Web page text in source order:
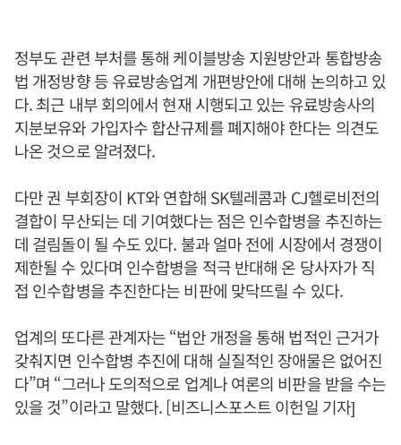
정부도 관련 부처를 통해 케이블방송 지원방안과 통합방송
법 개정방향 등 유료방송업계 개편방안에 대해 논의하고 있
다. 최근 내부 회의에서 현재 시행되고 있는 유료방송사의
지분보유와 가입자수 합산규제를 폐지해야 한다는 의견도
나온 것으로 알려졌다.
다만 권 부회장이 KT와 연합해 SK텔레콤과 CJ헬로비전의
결합이 무산되는 데 기여했다는 점은 인수합병을 추진하는
데 걸림돌이 될 수도 있다. 불과 얼마 전에 시장에서 경쟁이
제한될 수 있다며 인수합병을 적극 반대해 온 당사자가 직
접 인수합병을 추진한다는 비판에 맞닥뜨릴 수 있다.
업계의 또다른 관계자는 “법안 개정을 통해 법적인 근거가
갖춰지면 인수합병 추진에 대해 실질적인 장애물은 없어진
다”며 “그러나 도의적으로 업계나 여론의 비판을 받을 수는
있을 것”이라고 말했다. [비즈니스포스트 이헌일 기자]